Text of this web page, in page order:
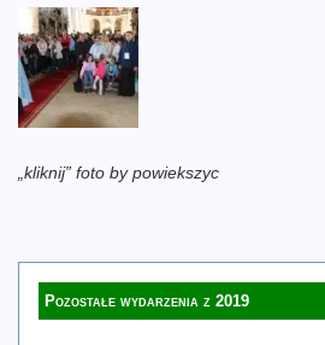
„kliknij” foto by powiekszyc
Pozostałe wydarzenia z 2019